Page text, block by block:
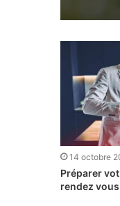
14 octobre
Préparer
rendez vous